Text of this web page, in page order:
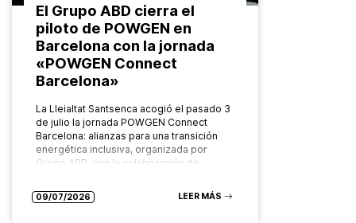
El Grupo ABD cierra el
piloto de POWGEN en
Barcelona con la jornada
«POWGEN Connect
Barcelona»
La Lleialtat Santsenca acogió el pasado 3
de julio la jornada POWGEN Connect
Barcelona: alianzas para una transición
energética inclusiva, organizada por
Grupo ABD, con la colaboración de
09/07/2026 LEER MÁS